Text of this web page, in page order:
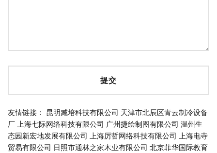
友情链接： 昆明臧培科技有限公司 天津市北辰区青云制冷设备
厂 上海七际网络科技有限公司 广州捷绘制图有限公司 温州生
态园新宏地发展有限公司 上海厉哲网络科技有限公司 上海电寺
贸易有限公司 日照市通林之家木业有限公司 北京菲华国际教育